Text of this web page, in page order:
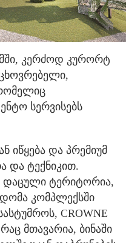
კერძოდ კურორტ
სერვისებს
იწყება და პრემიუმ
და ტექნიკით.
დაცული ტერიტორია,
კომპლექსში
CROWNE
მთავარია, ბინაში